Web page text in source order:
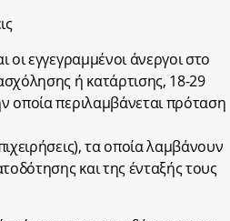
οι εγγεγραμμένοι άνεργοι στο
ή κατάρτισης, 18-29
οποία περιλαμβάνεται πρόταση
τα οποία λαμβάνουν
και της ένταξής τους